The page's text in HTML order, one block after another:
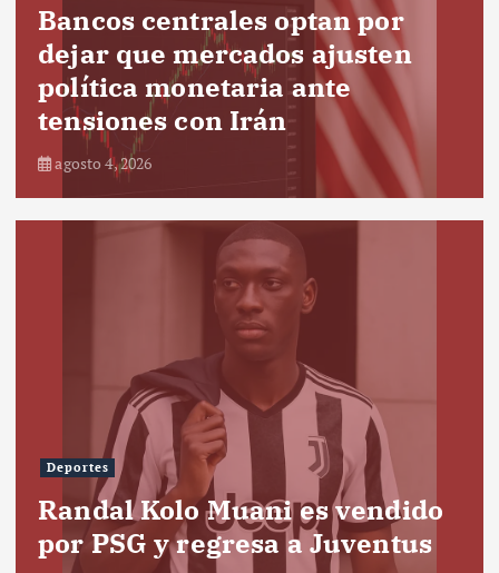
Bancos centrales optan por
dejar que mercados ajusten
política monetaria ante
tensiones con Irán
agosto 4, 2026
Deportes
Randal Kolo Muani es vendido
por PSG y regresa a Juventus